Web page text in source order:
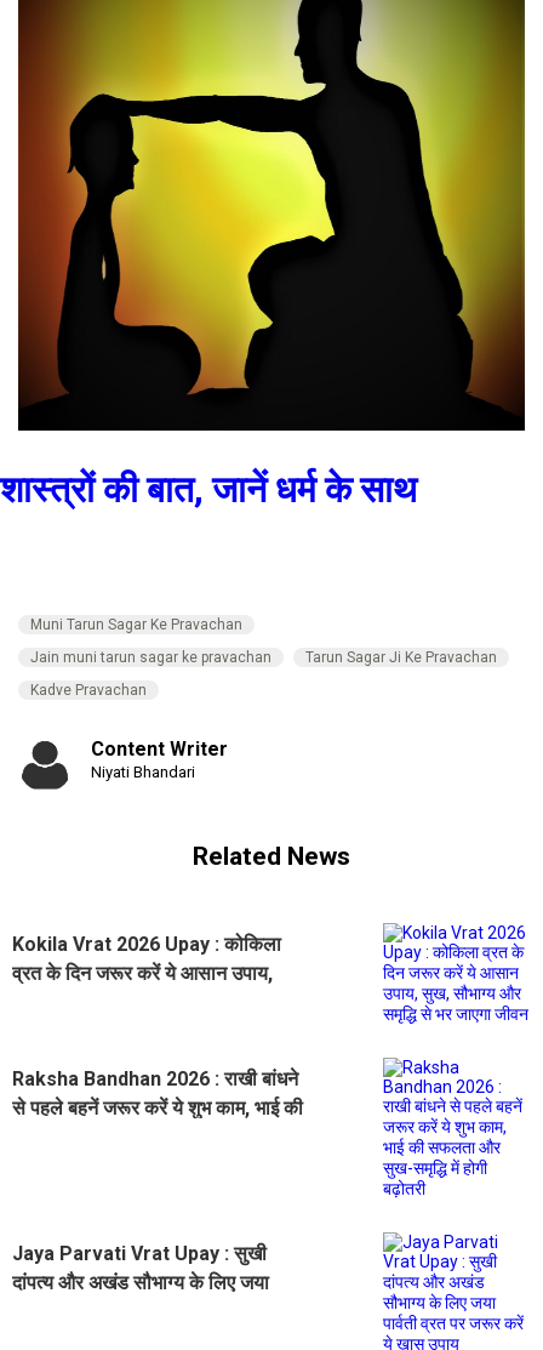
शास्त्रों की बात, जानें धर्म के साथ
Muni Tarun Sagar Ke Pravachan
Jain muni tarun sagar ke pravachan
Tarun Sagar Ji Ke Pravachan
Kadve Pravachan
Content Writer
Niyati Bhandari
Related News
Kokila Vrat 2026 Upay : कोकिला
व्रत के दिन जरूर करें ये आसान उपाय,
Raksha Bandhan 2026 : राखी बांधने
से पहले बहनें जरूर करें ये शुभ काम, भाई की
Jaya Parvati Vrat Upay : सुखी
दांपत्य और अखंड सौभाग्य के लिए जया